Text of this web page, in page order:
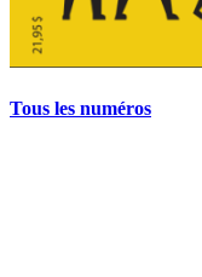
Tous les numéros